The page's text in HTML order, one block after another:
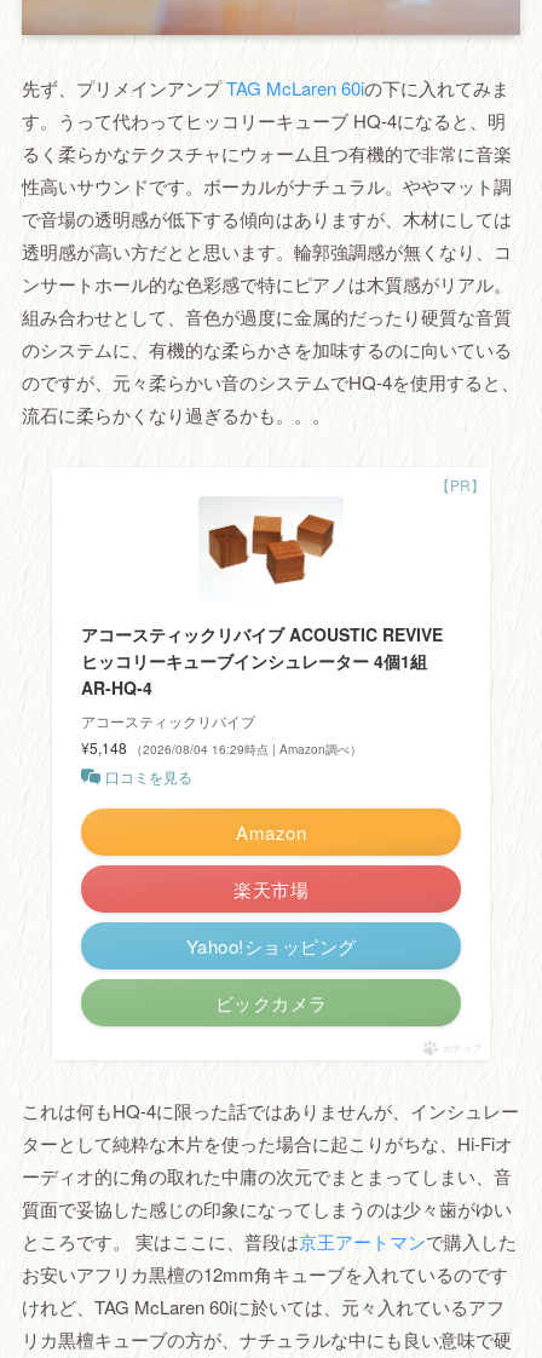
先ず、プリメインアンプTAG McLaren 60iの下に入れてみま
す。うって代わってヒッコリーキューブ HQ-4になると、明
るく柔らかなテクスチャにウォーム且つ有機的で非常に音楽
性高いサウンドです。ボーカルがナチュラル。ややマット調
で音場の透明感が低下する傾向はありますが、木材にしては
透明感が高い方だとと思います。輪郭強調感が無くなり、コ
ンサートホール的な色彩感で特にピアノは木質感がリアル。
組み合わせとして、音色が過度に金属的だったり硬質な音質
のシステムに、有機的な柔らかさを加味するのに向いている
のですが、元々柔らかい音のシステムでHQ-4を使用すると、
流石に柔らかくなり過ぎるかも。。。
アコースティックリバイブ ACOUSTIC REVIVE
ヒッコリーキューブインシュレーター 4個1組
AR-HQ-4
アコースティックリバイブ
¥5,148
（2026/08/04 16:29時点 | Amazon調べ）
口コミを見る
Amazon
楽天市場
Yahoo!ショッピング
ビックカメラ
ポチップ
これは何もHQ-4に限った話ではありませんが、インシュレー
ターとして純粋な木片を使った場合に起こりがちな、Hi-Fiオ
ーディオ的に角の取れた中庸の次元でまとまってしまい、音
質面で妥協した感じの印象になってしまうのは少々歯がゆい
ところです。 実はここに、普段は京王アートマンで購入した
お安いアフリカ黒檀の12mm角キューブを入れているのです
けれど、TAG McLaren 60iに於いては、元々入れているアフ
リカ黒檀キューブの方が、ナチュラルな中にも良い意味で硬